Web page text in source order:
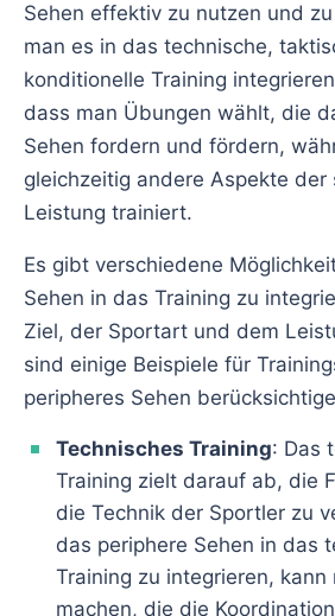
Sehen effektiv zu nutzen und
man es in das technische,
konditionelle Training
dass man Übungen wählt, die
Sehen fordern und fördern,
gleichzeitig andere Aspekte der
Leistung trainiert.
Es gibt verschiedene
Sehen in das Training zu
Ziel, der Sportart und dem
sind einige Beispiele für
peripheres Sehen
Technisches Training: Das
Training zielt darauf ab, die
die Technik der Sportler zu
das periphere Sehen in das
Training zu integrieren, kann
machen, die die